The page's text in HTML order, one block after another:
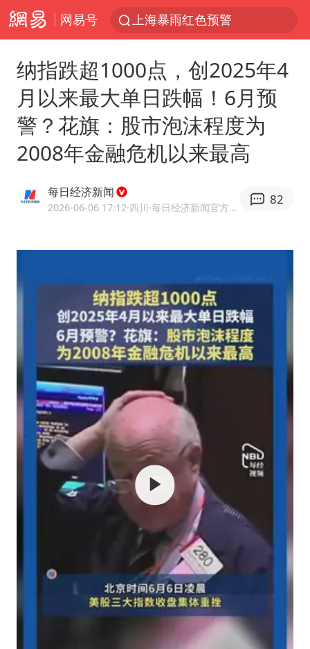
网易号
上海暴雨红色预警
国足U17与阿森纳决赛取消 并列冠军
王艺迪2-4不敌张本美和止步4强
白海豚5次眼壁置换
上海大部迎大暴雨
《龙餐馆》 冲奖
“伊斯兰版北约”出现
纳指跌超1000点，创2025年4
月以来最大单日跌幅！6月预
警？花旗：股市泡沫程度为
2008年金融危机以来最高
每日经济新闻
2026-06-06 17:12·四川 ·每日经济新闻官方网易号
82